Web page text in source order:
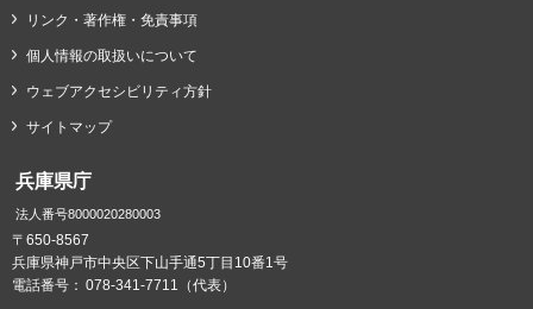
リンク・著作権・免責事項
個人情報の取扱いについて
ウェブアクセシビリティ方針
サイトマップ
兵庫県庁
法人番号8000020280003
〒650-8567
兵庫県神戸市中央区下山手通5丁目10番1号
電話番号： 078-341-7711（代表）